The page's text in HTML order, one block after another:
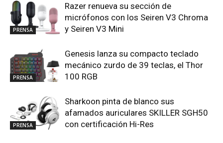
PRENSA
Razer renueva su sección de
micrófonos con los Seiren V3 Chroma
y Seiren V3 Mini
PRENSA
Genesis lanza su compacto teclado
mecánico zurdo de 39 teclas, el Thor
100 RGB
PRENSA
Sharkoon pinta de blanco sus
afamados auriculares SKILLER SGH50
con certificación Hi-Res